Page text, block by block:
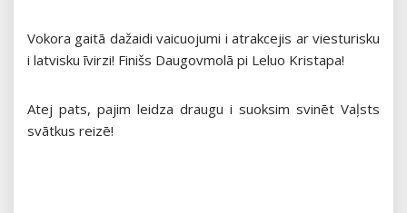
Vokora gaitā dažaidi vaicuojumi i atrakcejis ar viesturisku
i latvisku īvirzi! Finišs Daugovmolā pi Leluo Kristapa!
Atej pats, pajim leidza draugu i suoksim svinēt Vaļsts
svātkus reizē!